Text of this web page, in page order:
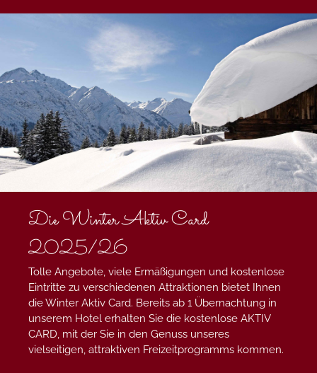
Die Winter Aktiv Card
2025/26
Tolle Angebote, viele Ermäßigungen und kostenlose
Eintritte zu verschiedenen Attraktionen bietet Ihnen
die Winter Aktiv Card. Bereits ab 1 Übernachtung in
unserem Hotel erhalten Sie die kostenlose AKTIV
CARD, mit der Sie in den Genuss unseres
vielseitigen, attraktiven Freizeitprogramms kommen.